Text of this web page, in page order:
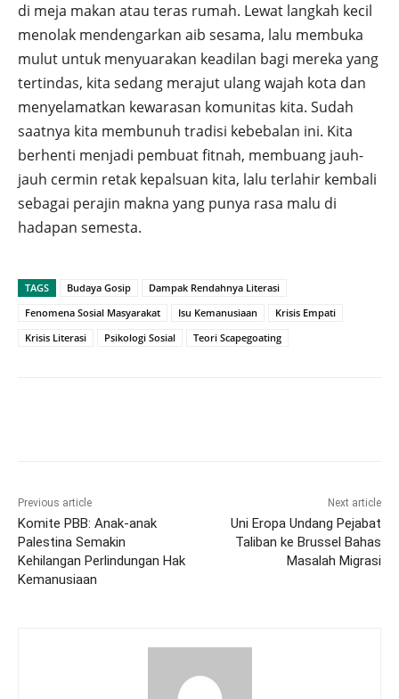
di meja makan atau teras rumah. Lewat langkah kecil
menolak mendengarkan aib sesama, lalu membuka
mulut untuk menyuarakan keadilan bagi mereka yang
tertindas, kita sedang merajut ulang wajah kota dan
menyelamatkan kewarasan komunitas kita. Sudah
saatnya kita membunuh tradisi kebebalan ini. Kita
berhenti menjadi pembuat fitnah, membuang jauh-
jauh cermin retak kepalsuan kita, lalu terlahir kembali
sebagai perajin makna yang punya rasa malu di
hadapan semesta.
TAGS Budaya Gosip
Dampak Rendahnya Literasi
Fenomena Sosial Masyarakat
Isu Kemanusiaan
Krisis Empati
Krisis Literasi
Psikologi Sosial Teori Scapegoating
Previous article
Komite PBB: Anak-anak
Palestina Semakin
Kehilangan Perlindungan Hak
Kemanusiaan
Next article
Uni Eropa Undang Pejabat
Taliban ke Brussel Bahas
Masalah Migrasi